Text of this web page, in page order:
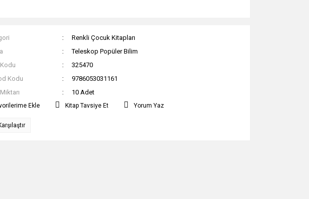
Renkli Çocuk Kitapları
Teleskop Popüler Bilim
325470
Kodu
9786053031161
10 Adet
Kitap Tavsiye Et Yorum Yaz